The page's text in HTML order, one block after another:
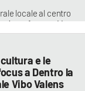
locale al centro
A confrontarsi in
Cutrullà,
Muratore
e le
a Dentro la
Vibo Valens